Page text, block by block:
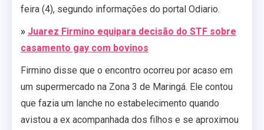
feira (4), segundo informações do portal Odiario.
» Juarez Firmino equipara decisão do STF sobre
casamento gay com bovinos
Firmino disse que o encontro ocorreu por acaso em
um supermercado na Zona 3 de Maringá. Ele contou
que fazia um lanche no estabelecimento quando
avistou a ex acompanhada dos filhos e se aproximou